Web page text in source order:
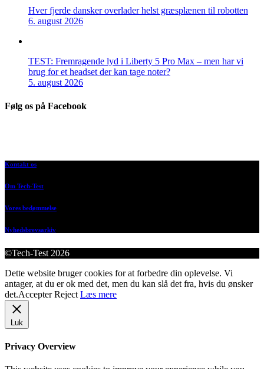
Hver fjerde dansker overlader helst græsplænen til robotten
6. august 2026
TEST: Fremragende lyd i Liberty 5 Pro Max – men har vi
brug for et headset der kan tage noter?
5. august 2026
Følg os på Facebook
Kontakt os
Om Tech-Test
Vores bedømmelse
Nyhedsbrevsarkiv
©Tech-Test 2026
Dette website bruger cookies for at forbedre din oplevelse. Vi
antager, at du er ok med det, men du kan slå det fra, hvis du ønsker
det.Accepter Reject Læs mere
Luk
Privacy Overview